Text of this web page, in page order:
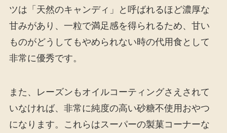
ツは「天然のキャンディ」と呼ばれるほど濃厚な
甘みがあり、一粒で満足感を得られるため、甘い
ものがどうしてもやめられない時の代用食として
非常に優秀です。
また、レーズンもオイルコーティングさえされて
いなければ、非常に純度の高い砂糖不使用おやつ
になります。これらはスーパーの製菓コーナーな